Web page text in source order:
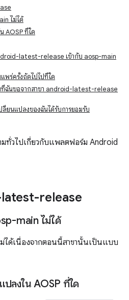
ไม่ได้
AOSP ที่ใด
latest-release เข้ากับ aosp-main
พร่ครั้งถัดไปไปที่ใด
ที่ฉันขอจากสาขา android-latest-release
ลี่ยนแปลงของฉันได้รับการยอมรับ
มทั่วไปเกี่ยวกับแพลตฟอร์ม Android
release
main ไม่ได้
ได้เนื่องจากตอนนี้สาขานั้นเป็นแบบ
ปลงใน AOSP ที่ใด